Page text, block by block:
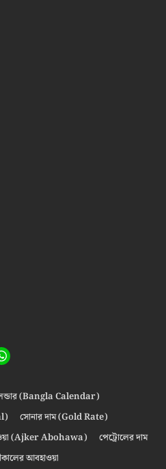
(Bangla Calendar)
সোনার দাম (Gold Rate)
(Ajker Abohawa)
পেট্রোলের দাম
আবহাওয়া